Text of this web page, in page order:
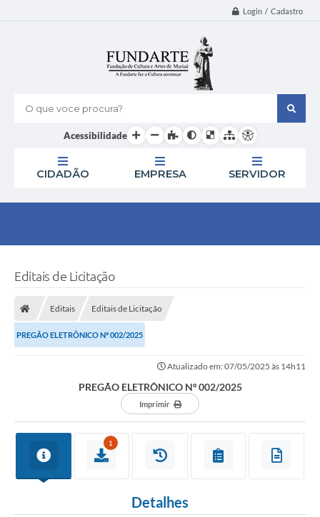
Login / Cadastro
O que voce procura?
Acessibilidade
CIDADÃO EMPRESA SERVIDOR
Editais de Licitação
Editais Editais de Licitação
PREGÃO ELETRÔNICO Nº 002/2025
Atualizado em: 07/05/2025 às 14h11
PREGÃO ELETRÔNICO Nº 002/2025
Imprimir
1
Detalhes